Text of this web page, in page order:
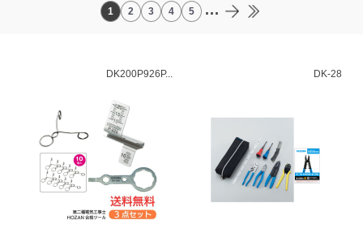
1 2 3 4 5 ...
DK200P926P... DK-28